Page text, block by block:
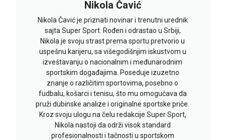
Nikola Čavić
Nikola Čavić je priznati novinar i trenutni urednik
sajta Super Sport. Rođen i odrastao u Srbiji,
Nikola je svoju strast prema sportu pretvorio u
uspešnu karijeru, sa višegodišnjim iskustvom u
izveštavanju o nacionalnim i međunarodnim
sportskim događajima. Poseduje izuzetno
znanje o različitim sportovima, posebno o
fudbalu, košarci i tenisu, što mu omogućava da
pruži dubinske analize i originalne sportske priče.
Kroz svoju ulogu na čelu redakcije Super Sport,
Nikola nastoji da održi visok standard
profesionalnosti i tačnosti u sportskom